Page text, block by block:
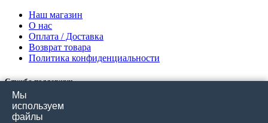
Наш магазин
О нас
Оплата / Доставка
Возврат товара
Политика конфиденциальности
Служба поддержки
Связаться с нами
Отзывы покупателей
Мы
используем
файлы